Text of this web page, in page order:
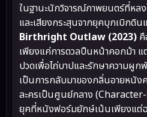
ในฐานะนักวิจารณ์ภาพยนตร์ที่ห
และเสียงกระสุนจากยุคบุกเบิกดิ
Birthright Outlaw (2023)
เพียงแค่การดวลปืนหน้าคอกม้า
ปวดเพื่อไถ่บาปและรักษาความผู
เป็นการกลับมาของกลิ่นอายหนัง
ละครเป็นศูนย์กลาง
ยุคที่หนังฟอร์มยักษ์เน้นเพียงแต่